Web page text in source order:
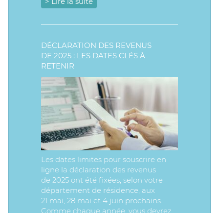
DÉCLARATION DES REVENUS
DE 2025 : LES DATES CLÉS À
RETENIR
Les dates limites pour souscrire en
ligne la déclaration des revenus
de 2025 ont été fixées, selon votre
département de résidence, aux
21 mai, 28 mai et 4 juin prochains.
Comme chaque année, vous devrez